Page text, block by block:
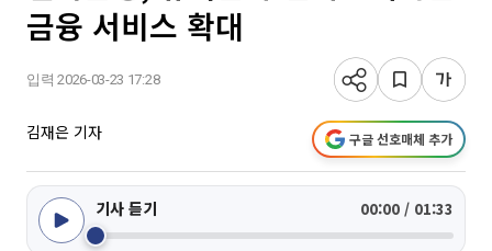
금융 서비스 확대
입력 2026-03-23 17:28
김재은 기자 구글 선호매체 추가
기사 듣기 00:00 / 01:33